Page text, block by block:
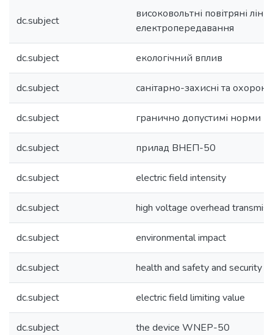
dc.subject
високовольтні повітряні лінії
електропередавання
dc.subject екологічний вплив
dc.subject санітарно-захисні та
dc.subject гранично допустимі норми
dc.subject прилад ВНЕП-50
dc.subject electric field intensity
dc.subject high voltage overhead
dc.subject environmental impact
dc.subject health and safety and security
dc.subject electric field limiting value
dc.subject the device WNEP-50